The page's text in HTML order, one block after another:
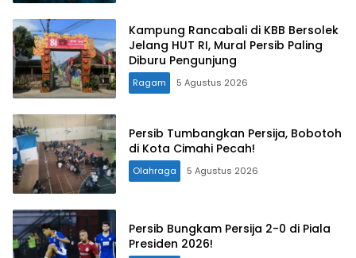
Kampung Rancabali di KBB Bersolek
Jelang HUT RI, Mural Persib Paling
Diburu Pengunjung
Ragam 5 Agustus 2026
Persib Tumbangkan Persija, Bobotoh
di Kota Cimahi Pecah!
Olahraga 5 Agustus 2026
Persib Bungkam Persija 2-0 di Piala
Presiden 2026!